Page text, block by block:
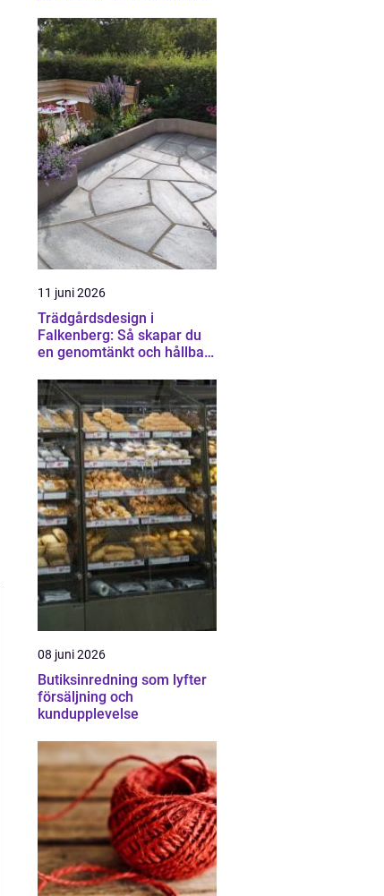
11 juni 2026
Trädgårdsdesign i
Falkenberg: Så skapar du
en genomtänkt och hållbar
08 juni 2026
Butiksinredning som lyfter
försäljning och
kundupplevelse